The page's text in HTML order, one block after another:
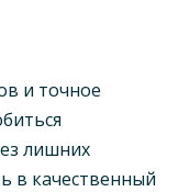
и точное
лишних
в качественный